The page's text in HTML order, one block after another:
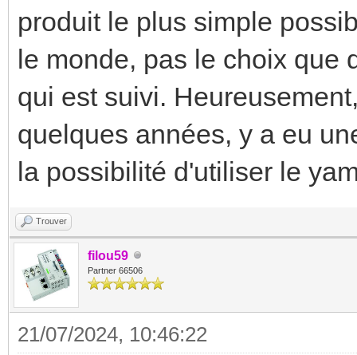
produit le plus simple
le monde, pas le choix que
qui est suivi.
quelques années, y a eu
la possibilité d'utiliser le
Trouver
filou59
Partner 66506
21/07/2024, 10:46:22